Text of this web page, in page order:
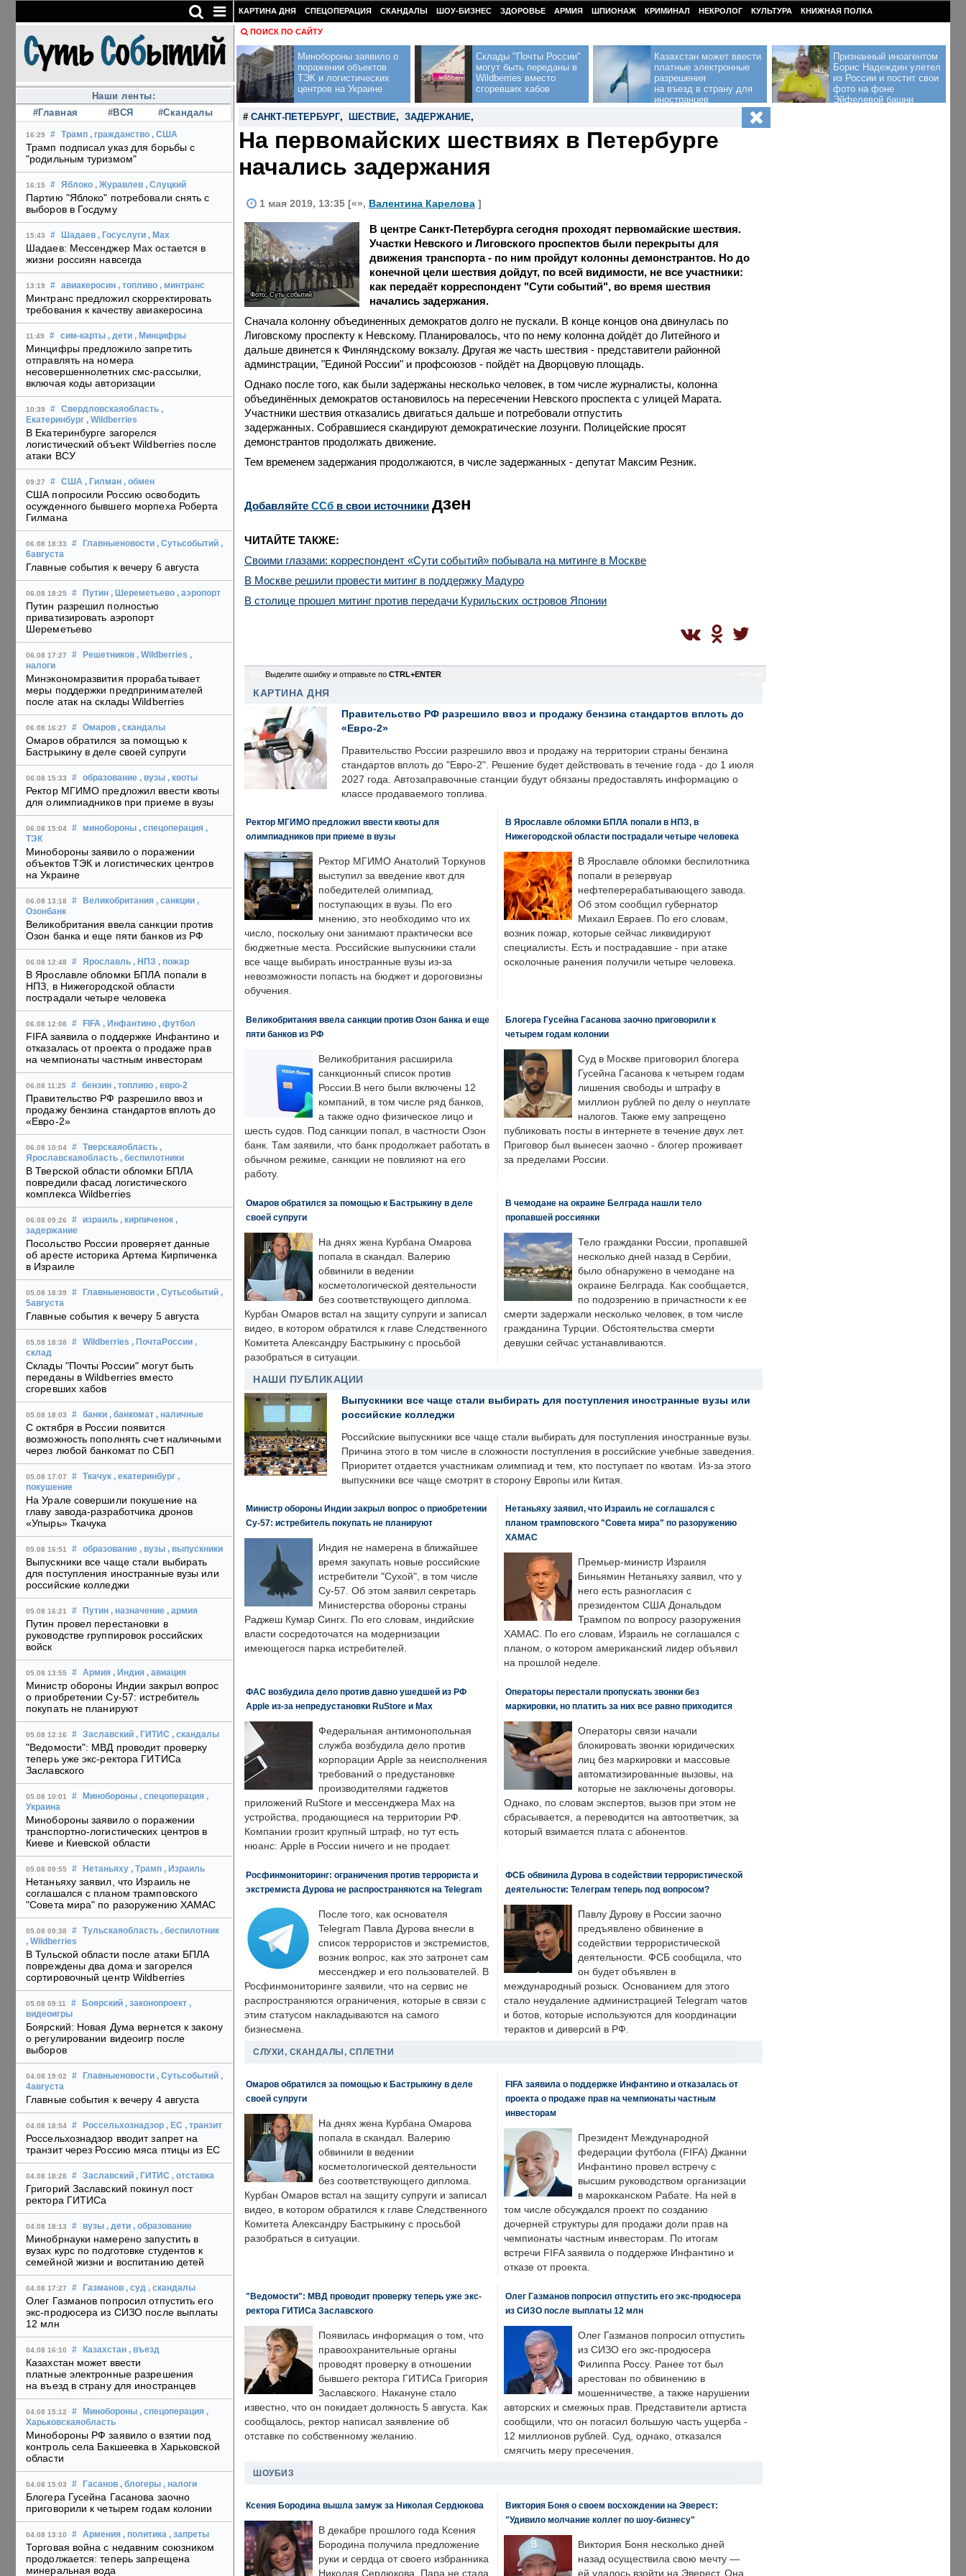
Наши ленты:
#Главная
#ВСЯ #Скандалы
16:29 # Трамп , гражданство , США
Трамп подписал указ для борьбы с
"родильным туризмом"
16:15 # Яблоко , Журавлев , Слуцкий
Партию "Яблоко" потребовали снять с
выборов в Госдуму
15:43 # Шадаев , Госуслуги , Max
Шадаев: Мессенджер Max остается в
жизни россиян навсегда
13:19 # авиакеросин , топливо , минтранс
Минтранс предложил скорректировать
требования к качеству авиакеросина
11:49 # сим-карты , дети , Минцифры
Минцифры предложило запретить
отправлять на номера
несовершеннолетних смс-рассылки,
включая коды авторизации
10:39 # Свердловскаяобласть ,
Екатеринбург , Wildberries
В Екатеринбурге загорелся
логистический объект Wildberries после
атаки ВСУ
09:27 # США , Гилман , обмен
США попросили Россию освободить
осужденного бывшего морпеха Роберта
Гилмана
06.08 18:33 # Главныеновости , Сутьсобытий ,
6августа
Главные события к вечеру 6 августа
06.08 18:25 # Путин , Шереметьево , аэропорт
Путин разрешил полностью
приватизировать аэропорт
Шереметьево
06.08 17:27 # Решетников , Wildberries ,
налоги
Минэкономразвития прорабатывает
меры поддержки предпринимателей
после атак на склады Wildberries
06.08 16:27 # Омаров , скандалы
Омаров обратился за помощью к
Бастрыкину в деле своей супруги
06.08 15:33 # образование , вузы , квоты
Ректор МГИМО предложил ввести квоты
для олимпиадников при приеме в вузы
06.08 15:04 # минобороны , спецоперация ,
ТЭК
Минобороны заявило о поражении
объектов ТЭК и логистических центров
на Украине
06.08 13:18 # Великобритания , санкции ,
Озонбанк
Великобритания ввела санкции против
Озон банка и еще пяти банков из РФ
06.08 12:48 # Ярославль , НПЗ , пожар
В Ярославле обломки БПЛА попали в
НПЗ, в Нижегородской области
пострадали четыре человека
06.08 12:08 # FIFA , Инфантино , футбол
FIFA заявила о поддержке Инфантино и
отказалась от проекта о продаже прав
на чемпионаты частным инвесторам
06.08 11:25 # бензин , топливо , евро-2
Правительство РФ разрешило ввоз и
продажу бензина стандартов вплоть до
«Евро-2»
06.08 10:04 # Тверскаяобласть ,
Ярославскаяобласть , беспилотники
В Тверской области обломки БПЛА
повредили фасад логистического
комплекса Wildberries
06.08 09:26 # израиль , кирпиченок ,
задержание
Посольство России проверяет данные
об аресте историка Артема Кирпиченка
в Израиле
05.08 18:39 # Главныеновости , Сутьсобытий ,
5августа
Главные события к вечеру 5 августа
05.08 18:38 # Wildberries , ПочтаРоссии ,
склад
Склады "Почты России" могут быть
переданы в Wildberries вместо
сгоревших хабов
05.08 18:03 # банки , банкомат , наличные
С октября в России появится
возможность пополнять счет наличными
через любой банкомат по СБП
05.08 17:07 # Ткачук , екатеринбург ,
покушение
На Урале совершили покушение на
главу завода-разработчика дронов
«Упырь» Ткачука
05.08 16:51 # образование , вузы , выпускники
Выпускники все чаще стали выбирать
для поступления иностранные вузы или
российские колледжи
05.08 16:21 # Путин , назначение , армия
Путин провел перестановки в
руководстве группировок российских
войск
05.08 13:55 # Армия , Индия , авиация
Министр обороны Индии закрыл вопрос
о приобретении Су-57: истребитель
покупать не планируют
05.08 12:16 # Заславский , ГИТИС , скандалы
"Ведомости": МВД проводит проверку
теперь уже экс-ректора ГИТИСа
Заславского
05.08 10:01 # Минобороны , спецоперация ,
Украина
Минобороны заявило о поражении
транспортно-логистических центров в
Киеве и Киевской области
05.08 09:55 # Нетаньяху , Трамп , Израиль
Нетаньяху заявил, что Израиль не
соглашался с планом трамповского
"Совета мира" по разоружению ХАМАС
05.08 09:38 # Тульскаяобласть , беспилотник
, Wildberries
В Тульской области после атаки БПЛА
повреждены два дома и загорелся
сортировочный центр Wildberries
05.08 09:11 # Боярский , законопроект ,
видеоигры
Боярский: Новая Дума вернется к закону
о регулировании видеоигр после
выборов
04.08 19:02 # Главныеновости , Сутьсобытий ,
4августа
Главные события к вечеру 4 августа
04.08 18:54 # Россельхознадзор , ЕС , транзит
Россельхознадзор вводит запрет на
транзит через Россию мяса птицы из ЕС
04.08 18:28 # Заславский , ГИТИС , отставка
Григорий Заславский покинул пост
ректора ГИТИСа
04.08 18:13 # вузы , дети , образование
Минобрнауки намерено запустить в
вузах курс по подготовке студентов к
семейной жизни и воспитанию детей
04.08 17:27 # Газманов , суд , скандалы
Олег Газманов попросил отпустить его
экс-продюсера из СИЗО после выплаты
12 млн
04.08 16:10 # Казахстан , въезд
Казахстан может ввести
платные электронные разрешения
на въезд в страну для иностранцев
04.08 15:12 # Минобороны , спецоперация ,
Харьковскаяобласть
Минобороны РФ заявило о взятии под
контроль села Бакшеевка в Харьковской
области
04.08 15:03 # Гасанов , блогеры , налоги
Блогера Гусейна Гасанова заочно
приговорили к четырем годам колонии
04.08 13:10 # Армения , политика , запреты
Торговая война с недавним союзником
продолжается: теперь запрещена
минеральная вода
КАРТИНА ДНЯ СПЕЦОПЕРАЦИЯ СКАНДАЛЫ ШОУ-БИЗНЕС ЗДОРОВЬЕ АРМИЯ ШПИОНАЖ КРИМИНАЛ НЕКРОЛОГ КУЛЬТУРА КНИЖНАЯ ПОЛКА
ПОИСК ПО САЙТУ
Минобороны заявило о
поражении объектов
ТЭК и логистических
центров на Украине
Склады "Почты России"
могут быть переданы в
Wildberries вместо
сгоревших хабов
Казахстан может ввести
платные электронные
разрешения
на въезд в страну для
иностранцев
Признанный иноагентом
Борис Надеждин улетел
из России и постит свои
фото на фоне
Эйфелевой башни
# САНКТ-ПЕТЕРБУРГ, ШЕСТВИЕ, ЗАДЕРЖАНИЕ,
На первомайских шествиях в Петербурге
начались задержания
1 мая 2019, 13:35 [«», Валентина Карелова ]
Фото: Суть событий
В центре Санкт-Петербурга сегодня проходят первомайские шествия.
Участки Невского и Лиговского проспектов были перекрыты для
движения транспорта - по ним пройдут колонны демонстрантов. Но до
конечной цели шествия дойдут, по всей видимости, не все участники:
как передаёт корреспондент "Сути событий", во время шествия
начались задержания.
Сначала колонну объединенных демократов долго не пускали. В конце концов она двинулась по
Лиговскому проспекту к Невскому. Планировалось, что по нему колонна дойдёт до Литейного и
дальше двинется к Финляндскому вокзалу. Другая же часть шествия - представители районной
админстрации, "Единой России" и профсоюзов - пойдёт на Дворцовую площадь.
Однако после того, как были задержаны несколько человек, в том числе журналисты, колонна
объединённых демократов остановилось на пересечении Невского проспекта с улицей Марата.
Участники шествия отказались двигаться дальше и потребовали отпустить
задержанных. Собравшиеся скандируют демократические лозунги. Полицейские просят
демонстрантов продолжать движение.
Тем временем задержания продолжаются, в числе задержанных - депутат Максим Резник.
Добавляйте CСб в свои источники дзен
ЧИТАЙТЕ ТАКЖЕ:
Своими глазами: корреспондент «Сути событий» побывала на митинге в Москве
В Москве решили провести митинг в поддержку Мадуро
В столице прошел митинг против передачи Курильских островов Японии
Выделите ошибку и отправьте по CTRL+ENTER
КАРТИНА ДНЯ
Правительство РФ разрешило ввоз и продажу бензина стандартов вплоть до
«Евро-2»
Правительство России разрешило ввоз и продажу на территории страны бензина
стандартов вплоть до "Евро-2". Решение будет действовать в течение года - до 1 июля
2027 года. Автозаправочные станции будут обязаны предоставлять информацию о
классе продаваемого топлива.
Ректор МГИМО предложил ввести квоты для
олимпиадников при приеме в вузы
Ректор МГИМО Анатолий Торкунов
выступил за введение квот для
победителей олимпиад,
поступающих в вузы. По его
мнению, это необходимо что их
число, поскольку они занимают практически все
бюджетные места. Российские выпускники стали
все чаще выбирать иностранные вузы из-за
невозможности попасть на бюджет и дороговизны
обучения.
В Ярославле обломки БПЛА попали в НПЗ, в
Нижегородской области пострадали четыре человека
В Ярославле обломки беспилотника
попали в резервуар
нефтеперерабатывающего завода.
Об этом сообщил губернатор
Михаил Евраев. По его словам,
возник пожар, которые сейчас ликвидируют
специалисты. Есть и пострадавшие - при атаке
осколочные ранения получили четыре человека.
Великобритания ввела санкции против Озон банка и еще
пяти банков из РФ
Великобритания расширила
санкционный список против
России.В него были включены 12
компаний, в том числе ряд банков,
а также одно физическое лицо и
шесть судов. Под санкции попал, в частности Озон
банк. Там заявили, что банк продолжает работать в
обычном режиме, санкции не повлияют на его
работу.
Блогера Гусейна Гасанова заочно приговорили к
четырем годам колонии
Суд в Москве приговорил блогера
Гусейна Гасанова к четырем годам
лишения свободы и штрафу в
миллион рублей по делу о неуплате
налогов. Также ему запрещено
публиковать посты в интернете в течение двух лет.
Приговор был вынесен заочно - блогер проживает
за пределами России.
Омаров обратился за помощью к Бастрыкину в деле
своей супруги
На днях жена Курбана Омарова
попала в скандал. Валерию
обвинили в ведении
косметологической деятельности
без соответствующего диплома.
Курбан Омаров встал на защиту супруги и записал
видео, в котором обратился к главе Следственного
Комитета Александру Бастрыкину с просьбой
разобраться в ситуации.
В чемодане на окраине Белграда нашли тело
пропавшей россиянки
Тело гражданки России, пропавшей
несколько дней назад в Сербии,
было обнаружено в чемодане на
окраине Белграда. Как сообщается,
по подозрению в причастности к ее
смерти задержали несколько человек, в том числе
гражданина Турции. Обстоятельства смерти
девушки сейчас устанавливаются.
НАШИ ПУБЛИКАЦИИ
Выпускники все чаще стали выбирать для поступления иностранные вузы или
российские колледжи
Российские выпускники все чаще стали выбирать для поступления иностранные вузы.
Причина этого в том числе в сложности поступления в российские учебные заведения.
Приоритет отдается участникам олимпиад и тем, кто поступает по квотам. Из-за этого
выпускники все чаще смотрят в сторону Европы или Китая.
Министр обороны Индии закрыл вопрос о приобретении
Су-57: истребитель покупать не планируют
Индия не намерена в ближайшее
время закупать новые российские
истребители "Сухой", в том числе
Су-57. Об этом заявил секретарь
Министерства обороны страны
Раджеш Кумар Сингх. По его словам, индийские
власти сосредоточатся на модернизации
имеющегося парка истребителей.
Нетаньяху заявил, что Израиль не соглашался с
планом трамповского "Совета мира" по разоружению
ХАМАС
Премьер-министр Израиля
Биньямин Нетаньяху заявил, что у
него есть разногласия с
президентом США Дональдом
Трампом по вопросу разоружения
ХАМАС. По его словам, Израиль не соглашался с
планом, о котором американский лидер объявил
на прошлой неделе.
ФАС возбудила дело против давно ушедшей из РФ
Apple из-за непредустановки RuStore и Max
Федеральная антимонопольная
служба возбудила дело против
корпорации Apple за неисполнения
требований о предустановке
производителями гаджетов
приложений RuStore и мессенджера Max на
устройства, продающиеся на территории РФ.
Компании грозит крупный штраф, но тут есть
нюанс: Apple в России ничего и не продает.
Операторы перестали пропускать звонки без
маркировки, но платить за них все равно приходится
Операторы связи начали
блокировать звонки юридических
лиц без маркировки и массовые
автоматизированные вызовы, на
которые не заключены договоры.
Однако, по словам экспертов, вызов при этом не
сбрасывается, а переводится на автоответчик, за
который взимается плата с абонентов.
Росфинмониторинг: ограничения против террориста и
экстремиста Дурова не распространяются на Telegram
После того, как основателя
Telegram Павла Дурова внесли в
список террористов и экстремистов,
возник вопрос, как это затронет сам
мессенджер и его пользователей. В
Росфинмониторинге заявили, что на сервис не
распространяются ограничения, которые в связи с
этим статусом накладываются на самого
бизнесмена.
ФСБ обвинила Дурова в содействии террористической
деятельности: Телеграм теперь под вопросом?
Павлу Дурову в России заочно
предъявлено обвинение в
содействии террористической
деятельности. ФСБ сообщила, что
он будет объявлен в
международный розыск. Основанием для этого
стало неудаление администрацией Telegram чатов
и ботов, которые используются для координации
терактов и диверсий в РФ.
СЛУХИ, СКАНДАЛЫ, СПЛЕТНИ
Омаров обратился за помощью к Бастрыкину в деле
своей супруги
На днях жена Курбана Омарова
попала в скандал. Валерию
обвинили в ведении
косметологической деятельности
без соответствующего диплома.
Курбан Омаров встал на защиту супруги и записал
видео, в котором обратился к главе Следственного
Комитета Александру Бастрыкину с просьбой
разобраться в ситуации.
FIFA заявила о поддержке Инфантино и отказалась от
проекта о продаже прав на чемпионаты частным
инвесторам
Президент Международной
федерации футбола (FIFA) Джанни
Инфантино провел встречу с
высшим руководством организации
в марокканском Рабате. На ней в
том числе обсуждался проект по созданию
дочерней структуры для продажи доли прав на
чемпионаты частным инвесторам. По итогам
встречи FIFA заявила о поддержке Инфантино и
отказе от проекта.
"Ведомости": МВД проводит проверку теперь уже экс-
ректора ГИТИСа Заславского
Появилась информация о том, что
правоохранительные органы
проводят проверку в отношении
бывшего ректора ГИТИСа Григория
Заславского. Накануне стало
известно, что он покидает должность 5 августа. Как
сообщалось, ректор написал заявление об
отставке по собственному желанию.
Олег Газманов попросил отпустить его экс-продюсера
из СИЗО после выплаты 12 млн
Олег Газманов попросил отпустить
из СИЗО его экс-продюсера
Филиппа Россу. Ранее тот был
арестован по обвинению в
мошенничестве, а также нарушении
авторских и смежных прав. Представители артиста
сообщили, что он погасил большую часть ущерба -
12 миллионов рублей. Суд, однако, отказался
смягчить меру пресечения.
ШОУБИЗ
Ксения Бородина вышла замуж за Николая Сердюкова
В декабре прошлого года Ксения
Бородина получила предложение
руки и сердца от своего избранника
Николая Сердюкова. Пара не стала
Виктория Боня о своем восхождении на Эверест:
"Удивило молчание коллег по шоу-бизнесу"
Виктория Боня несколько дней
назад осуществила свою мечту —
ей удалось взойти на Эверест. Она